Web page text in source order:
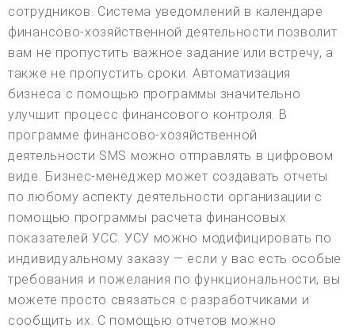
сотрудников. Система уведомлений в календаре
финансово-хозяйственной деятельности позволит
вам не пропустить важное задание или встречу, а
также не пропустить сроки. Автоматизация
бизнеса с помощью программы значительно
улучшит процесс финансового контроля. В
программе финансово-хозяйственной
деятельности SMS можно отправлять в цифровом
виде. Бизнес-менеджер может создавать отчеты
по любому аспекту деятельности организации с
помощью программы расчета финансовых
показателей УСС. УСУ можно модифицировать по
индивидуальному заказу — если у вас есть особые
требования и пожелания по функциональности, вы
можете просто связаться с разработчиками и
сообщить их. С помощью отчетов можно